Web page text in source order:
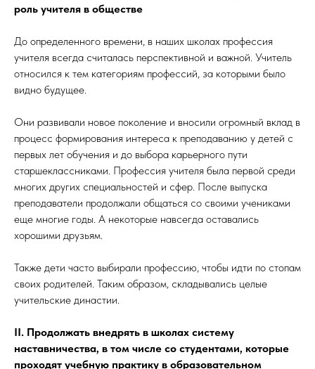
роль учителя в обществе
До определенного времени, в наших школах профессия
учителя всегда считалась перспективной и важной. Учитель
относился к тем категориям профессий, за которыми было
видно будущее.
Они развивали новое поколение и вносили огромный вклад в
процесс формирования интереса к преподаванию у детей с
первых лет обучения и до выбора карьерного пути
старшеклассниками. Профессия учителя была первой среди
многих других специальностей и сфер. После выпуска
преподаватели продолжали общаться со своими учениками
еще многие годы. А некоторые навсегда оставались
хорошими друзьям.
Также дети часто выбирали профессию, чтобы идти по стопам
своих родителей. Таким образом, складывались целые
учительские династии.
II. Продолжать внедрять в школах систему
наставничества, в том числе со студентами, которые
проходят учебную практику в образовательном